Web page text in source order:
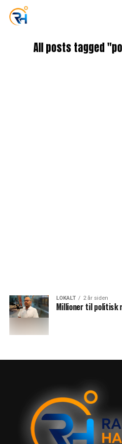
All posts tagged
LOKALT 2 år siden
Millioner til politisk